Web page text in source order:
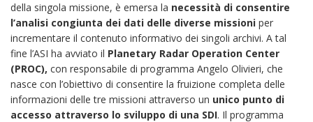
della singola missione, è emersa la necessità di consentire
l’analisi congiunta dei dati delle diverse missioni per
incrementare il contenuto informativo dei singoli archivi. A tal
fine l’ASI ha avviato il Planetary Radar Operation Center
(PROC), con responsabile di programma Angelo Olivieri, che
nasce con l’obiettivo di consentire la fruizione completa delle
informazioni delle tre missioni attraverso un unico punto di
accesso attraverso lo sviluppo di una SDI. Il programma